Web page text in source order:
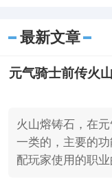
最新文章
元气骑士前传火
火山熔铸石，在
一类的，主要的
配玩家使用的职